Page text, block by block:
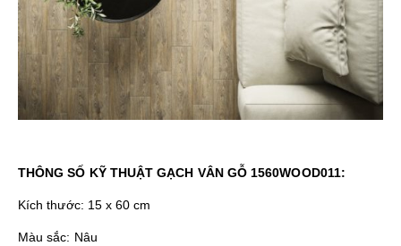
THÔNG SỐ KỸ THUẬT GẠCH VÂN GỖ 1560WOOD011:
Kích thước: 15 x 60 cm
Màu sắc: Nâu